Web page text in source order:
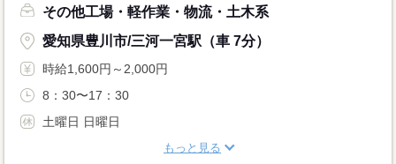
その他工場・軽作業・物流・土木系
愛知県豊川市/三河一宮駅（車 7分）
時給1,600円～2,000円
8：30〜17：30
土曜日 日曜日
もっと見る